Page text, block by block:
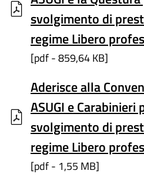
svolgimento di
regime Libero
[pdf - 859,64 KB]
Aderisce alla
ASUGI e Carabinieri
svolgimento di
regime Libero
[pdf - 1,55 MB]